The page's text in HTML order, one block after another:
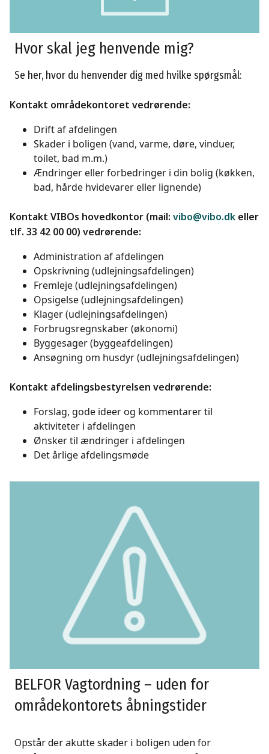
Hvor skal jeg henvende mig?
Se her, hvor du henvender dig med hvilke spørgsmål:
Kontakt områdekontoret vedrørende:
Drift af afdelingen
Skader i boligen (vand, varme, døre, vinduer,
toilet, bad m.m.)
Ændringer eller forbedringer i din bolig (køkken,
bad, hårde hvidevarer eller lignende)
Kontakt VIBOs hovedkontor (mail: vibo@vibo.dk eller
tlf. 33 42 00 00) vedrørende:
Administration af afdelingen
Opskrivning (udlejningsafdelingen)
Fremleje (udlejningsafdelingen)
Opsigelse (udlejningsafdelingen)
Klager (udlejningsafdelingen)
Forbrugsregnskaber (økonomi)
Byggesager (byggeafdelingen)
Ansøgning om husdyr (udlejningsafdelingen)
Kontakt afdelingsbestyrelsen vedrørende:
Forslag, gode ideer og kommentarer til
aktiviteter i afdelingen
Ønsker til ændringer i afdelingen
Det årlige afdelingsmøde
BELFOR Vagtordning – uden for
områdekontorets åbningstider
Opstår der akutte skader i boligen uden for